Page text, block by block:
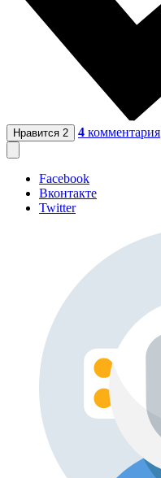
Нравится 2 4 комментария
Facebook
Вконтакте
Twitter